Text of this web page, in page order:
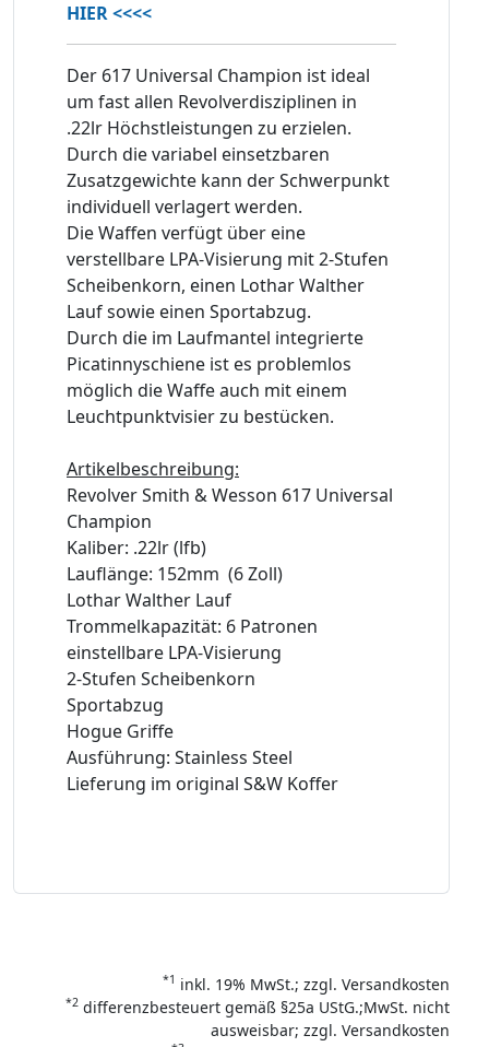
HIER <<<<
Der 617 Universal Champion ist ideal
um fast allen Revolverdisziplinen in
.22lr Höchstleistungen zu erzielen.
Durch die variabel einsetzbaren
Zusatzgewichte kann der Schwerpunkt
individuell verlagert werden.
Die Waffen verfügt über eine
verstellbare LPA-Visierung mit 2-Stufen
Scheibenkorn, einen Lothar Walther
Lauf sowie einen Sportabzug.
Durch die im Laufmantel integrierte
Picatinnyschiene ist es problemlos
möglich die Waffe auch mit einem
Leuchtpunktvisier zu bestücken.
Artikelbeschreibung:
Revolver Smith & Wesson 617 Universal
Champion
Kaliber: .22lr (lfb)
Lauflänge: 152mm (6 Zoll)
Lothar Walther Lauf
Trommelkapazität: 6 Patronen
einstellbare LPA-Visierung
2-Stufen Scheibenkorn
Sportabzug
Hogue Griffe
Ausführung: Stainless Steel
Lieferung im original S&W Koffer
*1 inkl. 19% MwSt.; zzgl. Versandkosten
*2 differenzbesteuert gemäß §25a UStG.;MwSt. nicht
ausweisbar; zzgl. Versandkosten